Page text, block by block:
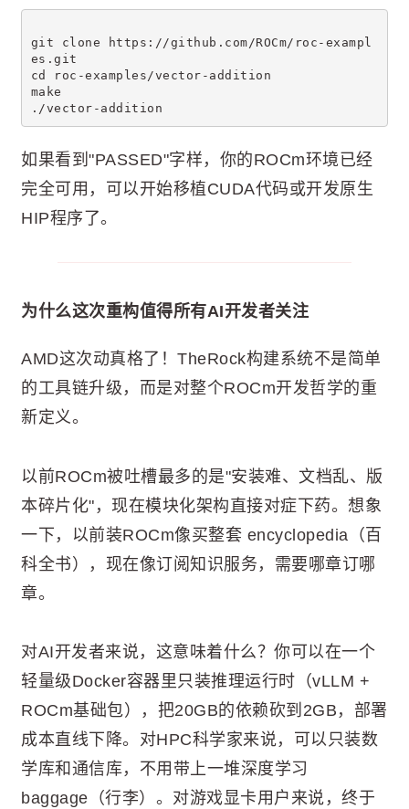
git clone https://github.com/ROCm/roc-exampl
es.git
cd roc-examples/vector-addition
make
./vector-addition
如果看到"PASSED"字样，你的ROCm环境已经
完全可用，可以开始移植CUDA代码或开发原生
HIP程序了。
为什么这次重构值得所有AI开发者关注
AMD这次动真格了！TheRock构建系统不是简单
的工具链升级，而是对整个ROCm开发哲学的重
新定义。
以前ROCm被吐槽最多的是"安装难、文档乱、版
本碎片化"，现在模块化架构直接对症下药。想象
一下，以前装ROCm像买整套 encyclopedia（百
科全书），现在像订阅知识服务，需要哪章订哪
章。
对AI开发者来说，这意味着什么？你可以在一个
轻量级Docker容器里只装推理运行时（vLLM +
ROCm基础包），把20GB的依赖砍到2GB，部署
成本直线下降。对HPC科学家来说，可以只装数
学库和通信库，不用带上一堆深度学习
baggage（行李）。对游戏显卡用户来说，终于